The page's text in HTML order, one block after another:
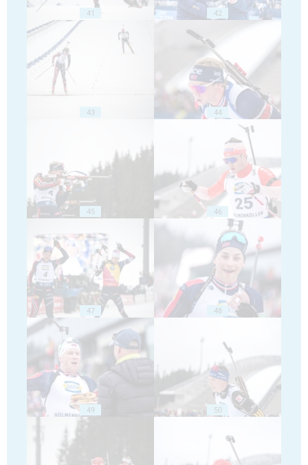
41 42
43 44
45 46
47 48
49 50